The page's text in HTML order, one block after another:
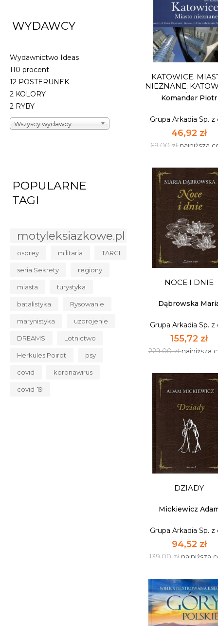
WYDAWCY
Wydawnictwo Ideas
110 procent
12 POSTERUNEK
2 KOLORY
2 RYBY
Wszyscy wydawcy
POPULARNE
TAGI
motyleksiazkowe.pl
osprey militaria TARGI
seria Sekrety regiony
miasta turystyka
batalistyka Rysowanie
marynistyka uzbrojenie
DREAMS Lotnictwo
Herkules Poirot psy
covid koronawirus
covid-19
PORADNIK
20,40 zł
30,00 złnajniższa
NIEDOSTĘPNY
KATOWICE.
NIEZNANE.
A...
Komander Piotr
Grupa Arkadia Sp. z
46,92 zł
69,00 złnajniższa
KATOWICE.
NIEZNANE.
69,00 złnajniższa
NIEDOSTĘPNY
NOCE I DNIE
Dąbrowska
Grupa Arkadia Sp. z
155,72 zł
229,00 złnajniższa
NOCE I DNIE
229,00 złnajniższa
NIEDOSTĘPNY
DZIADY
Mickiewicz
Grupa Arkadia Sp. z
94,52 zł
139,00 złnajniższa